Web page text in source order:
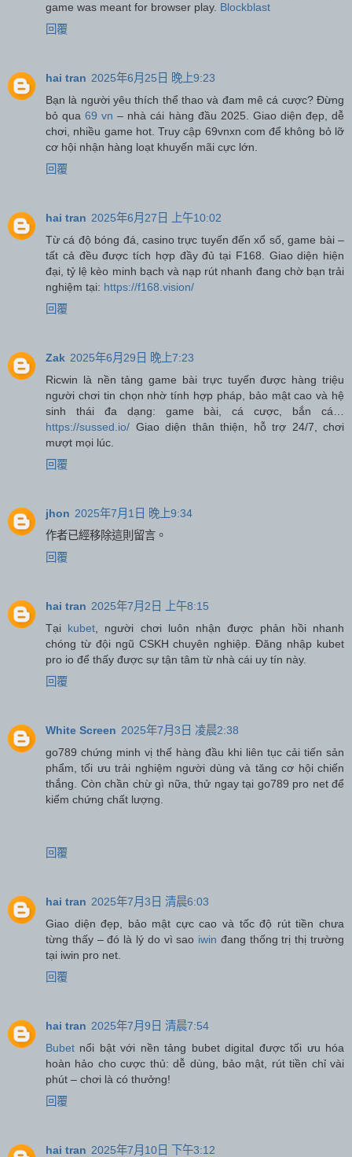
game was meant for browser play. Blockblast
回覆
hai tran 2025年6月25日 晚上9:23
Bạn là người yêu thích thể thao và đam mê cá cược? Đừng
bỏ qua69 vn – nhà cái hàng đầu 2025. Giao diện đẹp, dễ
chơi, nhiều game hot. Truy cập 69vnxn com để không bỏ lỡ
cơ hội nhận hàng loạt khuyến mãi cực lớn.
回覆
hai tran 2025年6月27日 上午10:02
Từ cá độ bóng đá, casino trực tuyến đến xổ số, game bài –
tất cả đều được tích hợp đầy đủ tại F168. Giao diện hiện
đại, tỷ lệ kèo minh bạch và nạp rút nhanh đang chờ bạn trải
nghiệm tại: https://f168.vision/
回覆
Zak 2025年6月29日 晚上7:23
Ricwin là nền tảng game bài trực tuyến được hàng triệu
người chơi tin chọn nhờ tính hợp pháp, bảo mật cao và hệ
sinh thái đa dạng: game bài, cá cược, bắn cá…
https://sussed.io/ Giao diện thân thiện, hỗ trợ 24/7, chơi
mượt mọi lúc.
回覆
jhon 2025年7月1日 晚上9:34
作者已經移除這則留言。
回覆
hai tran 2025年7月2日 上午8:15
Tại kubet, người chơi luôn nhận được phản hồi nhanh
chóng từ đội ngũ CSKH chuyên nghiệp. Đăng nhập kubet
pro io để thấy được sự tận tâm từ nhà cái uy tín này.
回覆
White Screen 2025年7月3日 凌晨2:38
go789 chứng minh vị thế hàng đầu khi liên tục cải tiến sản
phẩm, tối ưu trải nghiệm người dùng và tăng cơ hội chiến
thắng. Còn chần chừ gì nữa, thử ngay tại go789 pro net để
kiểm chứng chất lượng.
回覆
hai tran 2025年7月3日 清晨6:03
Giao diện đẹp, bảo mật cực cao và tốc độ rút tiền chưa
từng thấy – đó là lý do vì sao iwin đang thống trị thị trường
tại iwin pro net.
回覆
hai tran 2025年7月9日 清晨7:54
Bubet nổi bật với nền tảng bubet digital được tối ưu hóa
hoàn hảo cho cược thủ: dễ dùng, bảo mật, rút tiền chỉ vài
phút – chơi là có thưởng!
回覆
hai tran 2025年7月10日 下午3:12